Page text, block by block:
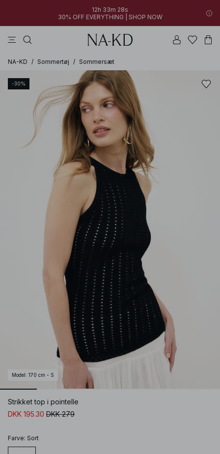
12h 33m 28s
30% OFF EVERYTHING | SHOP NOW
NA-KD / Sommertøj / Sommersæt
-30%
Model : 170 cm - S
Strikket top i pointelle
DKK 195.30 DKK 279
Farve: Sort